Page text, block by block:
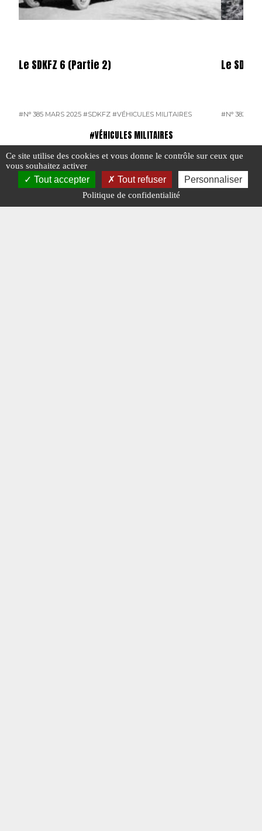
Le SDKFZ 6 (Partie 2)
#N° 385 MARS 2025 #SDKFZ #VÉHICULES MILITAIRES
Le
#N° 382
#VÉHICULES MILITAIRES
Ce site utilise des cookies et vous donne le contrôle sur ceux que
vous souhaitez activer
Tout accepter Tout refuser Personnaliser
Politique de confidentialité